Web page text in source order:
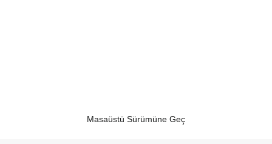
Masaüstü Sürümüne Geç